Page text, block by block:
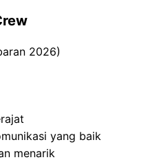
2026)
yang baik
menarik